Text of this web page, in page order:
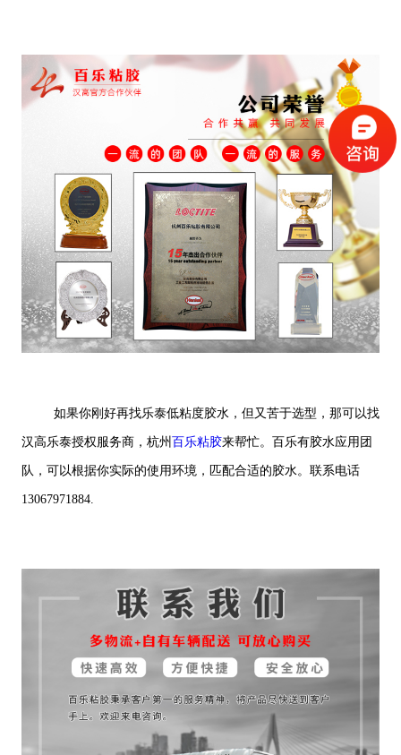
如果你刚好再找乐泰低粘度胶水，但又苦于选型，那可以找
汉高乐泰授权服务商，杭州 百乐粘胶来帮忙。百乐有胶水应用团
队，可以根据你实际的使用环境，匹配合适的胶水。联系电话
13067971884.